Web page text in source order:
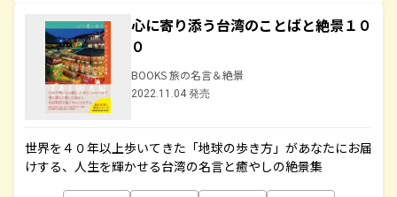
心に寄り添う台湾のことばと絶景１０
０
BOOKS 旅の名言＆絶景
2022.11.04 発売
世界を４０年以上歩いてきた「地球の歩き方」があなたにお届
けする、人生を輝かせる台湾の名言と癒やしの絶景集